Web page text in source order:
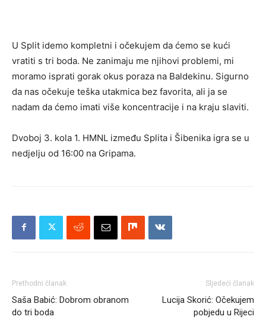
U Split idemo kompletni i očekujem da ćemo se kući
vratiti s tri boda. Ne zanimaju me njihovi problemi, mi
moramo isprati gorak okus poraza na Baldekinu. Sigurno
da nas očekuje teška utakmica bez favorita, ali ja se
nadam da ćemo imati više koncentracije i na kraju slaviti.
Dvoboj 3. kola 1. HMNL između Splita i Šibenika igra se u
nedjelju od 16:00 na Gripama.
Prethodni članak
Saša Babić: Dobrom obranom
do tri boda
Sljedeći članak
Lucija Skorić: Očekujem
pobjedu u Rijeci